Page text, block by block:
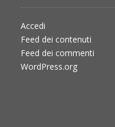
Accedi
Feed dei contenuti
Feed dei commenti
WordPress.org